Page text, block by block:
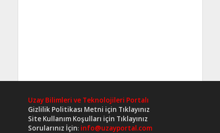
Uzay Bilimleri ve Teknolojileri Portalı
Gizlilik Politikası Metni için Tıklayınız
Site Kullanım Koşulları için Tıklayınız
Sorularınız İçin: info@uzayportal.com